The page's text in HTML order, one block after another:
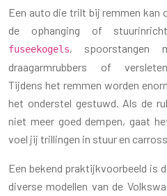
Een auto die trilt bij remmen kan
de ophanging of
fuseekogels, spoorstangen
draagarmrubbers of
Tijdens het remmen worden
het onderstel gestuwd. Als de
niet meer goed dempen, gaat
voel jij trillingen in stuur en
Een bekend praktijkvoorbeeld is
diverse modellen van de